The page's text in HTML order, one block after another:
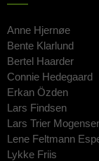
Anne Hjernøe
Bente Klarlund
Bertel Haarder
Connie Hedegaard
Erkan Özden
Lars Findsen
Lars Trier
Lene Feltmann
Lykke Friis